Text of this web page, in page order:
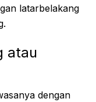
latarbelakang
atau
dengan